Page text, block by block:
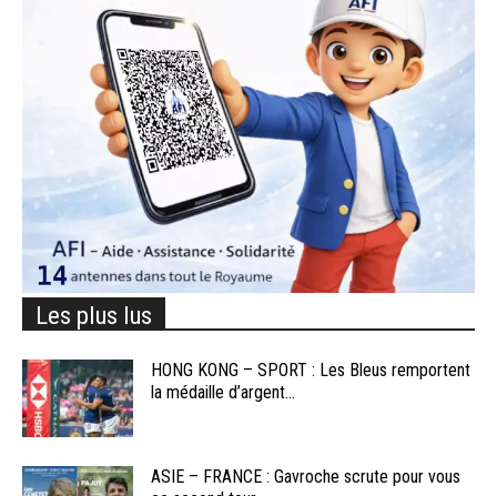
Les plus lus
HONG KONG – SPORT : Les Bleus remportent
la médaille d’argent...
ASIE – FRANCE : Gavroche scrute pour vous